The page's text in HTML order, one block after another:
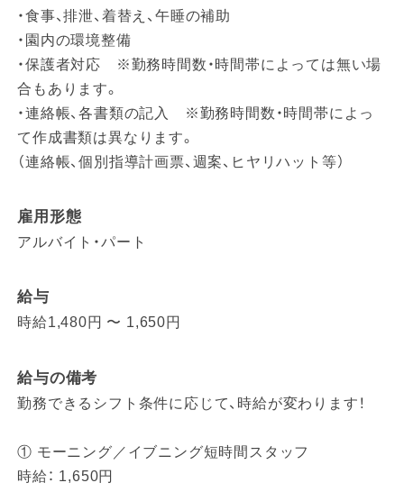
・食事、排泄、着替え、午睡の補助
・園内の環境整備
・保護者対応 ※勤務時間数・時間帯によっては無い場
合もあります。
・連絡帳、各書類の記入 ※勤務時間数・時間帯によっ
て作成書類は異なります。
（連絡帳、個別指導計画票、週案、ヒヤリハット等）
雇用形態
アルバイト・パート
給与
時給1,480円 〜 1,650円
給与の備考
勤務できるシフト条件に応じて、時給が変わります！
① モーニング／イブニング短時間スタッフ
時給： 1,650円